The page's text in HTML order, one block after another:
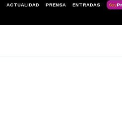
ACTUALIDAD PRENSA ENTRADAS Soy